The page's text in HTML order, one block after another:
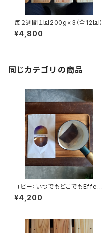
毎２週間１回200g×3（全12回）
¥4,800
同じカテゴリの商品
コピー：いつでもどこでもEffect
coffee Bag(22袋入り)2袋お
まけ
¥4,200